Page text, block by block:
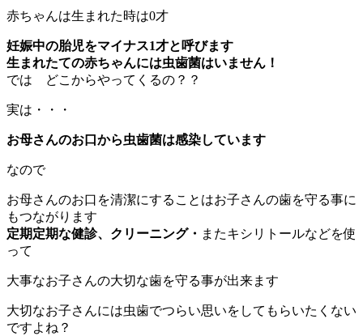
赤ちゃんは生まれた時は0才
妊娠中の胎児をマイナス1才と呼びます
生まれたての赤ちゃんには虫歯菌はいません！
では どこからやってくるの？？
実は・・・
お母さんのお口から虫歯菌は感染しています
なので
お母さんのお口を清潔にすることはお子さんの歯を守る事に
もつながります
定期定期な健診、クリーニング・ またキシリトールなどを使
って
大事なお子さんの大切な歯を守る事が出来ます
大切なお子さんには虫歯でつらい思いをしてもらいたくない
ですよね？